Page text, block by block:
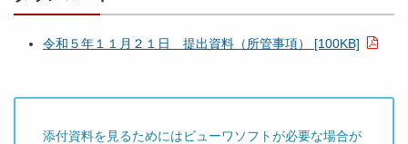
令和５年１１月２１日 提出資料（所管事項） [100KB]
添付資料を見るためにはビューワソフトが必要な場合が